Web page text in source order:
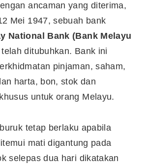
ancaman yang diterima,
Mei 1947, sebuah bank
National Bank (Bank Melayu
telah ditubuhkan. Bank ini
pinjaman, saham,
harta, bon, stok dan
untuk orang Melayu.
tetap berlaku apabila
mati digantung pada
selepas dua hari dikatakan